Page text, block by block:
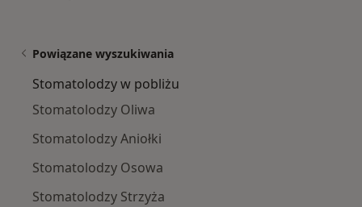
Powiązane wyszukiwania
Stomatolodzy w pobliżu
Stomatolodzy Oliwa
Stomatolodzy Aniołki
Stomatolodzy Osowa
Stomatolodzy Strzyża